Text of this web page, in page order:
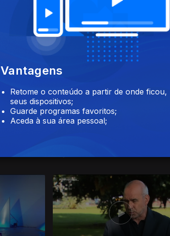
13 jul. 2026
Vantagens
Retome o conteúdo a partir de onde ficou,
seus dispositivos;
Guarde programas favoritos;
Aceda à sua área pessoal;